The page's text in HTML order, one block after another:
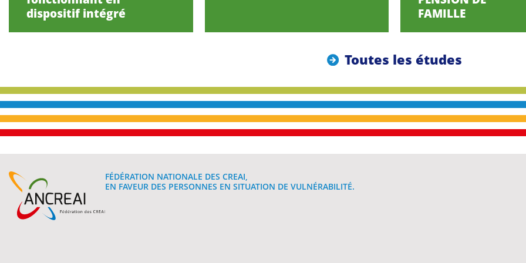
dispositif intégré
FAMILLE
Toutes les études
FÉDÉRATION NATIONALE DES CREAI,
EN FAVEUR DES PERSONNES EN SITUATION DE VULNÉRABILITÉ.